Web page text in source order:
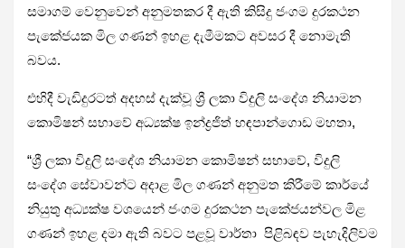
සමාගම් වෙනුවෙන් අනුමතකර දී ඇති කිසිදු ජංගම දුරකථන
පැකේජයක මිල ගණන් ඉහළ දැමීමකට අවසර දී නොමැති
බවය.
එහිදී වැඩිදුරටත් අදහස් දැක්වූ ශ්‍රී ලකා විදුලි සංදේශ නියාමන
කොමිෂන් සභාවේ අධ්‍යක්ෂ ඉන්ද්‍රජිත් හඳපාන්ගොඩ මහතා,
“ශ්‍රී ලකා විදුලි සංදේශ නියාමන කොමිෂන් සභාවේ, විදුලි
සංදේශ සේවාවන්ට අදාළ මිල ගණන් අනුමත කිරීමේ කාර්යේ
නියුතු අධ්‍යක්ෂ වශයෙන් ජංගම දුරකථන පැකේජයන්වල මිළ
ගණන් ඉහළ දමා ඇති බවට පළවූ වාර්තා පිළිබඳව පැහැදිලිවම